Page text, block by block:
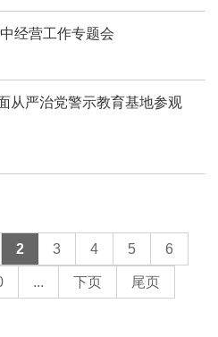
经营工作专题会
从严治党警示教育基地参观
2 3 4 5 6
... 下页 尾页